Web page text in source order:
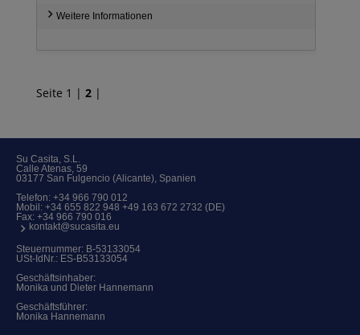
Weitere Informationen
Seite 1 | 2|
Su Casita, S.L.
Calle Atenas, 59
03177 San Fulgencio (Alicante), Spanien
Telefon: +34 966 790 012
Mobil: +34 655 822 948 +49 163 672 2732 (DE)
Fax: +34 966 790 016
kontakt@sucasita.eu
Steuernummer: B-53133054
USt-IdNr.: ES-B53133054
Geschäftsinhaber:
Monika und Dieter Hannemann
Geschäftsführer:
Monika Hannemann